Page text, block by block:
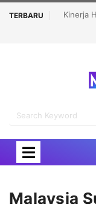
TERBARUSabet Popular
Malaysia